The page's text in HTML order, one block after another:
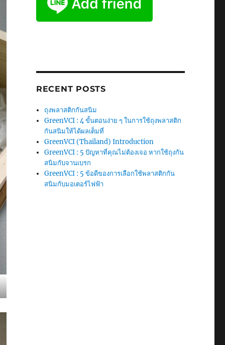
RECENT POSTS
ถุงพลาสติกกันสนิม
GreenVCI : 4 ขั้นตอนง่าย ๆ ในการใช้ถุงพลาสติก
กันสนิมให้ได้ผลเต็มที่
GreenVCI (Thailand) Introduction
GreenVCI : 5 ปัญหาที่คุณไม่ต้องเจอ หากใช้ถุงกัน
สนิมกับจานเบรก
GreenVCI : 5 ข้อดีของการเลือกใช้พลาสติกกัน
สนิมกับมอเตอร์ไฟฟ้า